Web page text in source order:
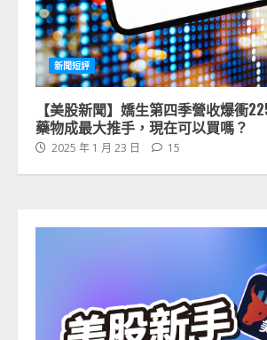
新聞短評
【美股新聞】嬌生第四季營收爆衝
藥物成最大推手，現在可以買嗎？
2025 年 1 月 23 日 15